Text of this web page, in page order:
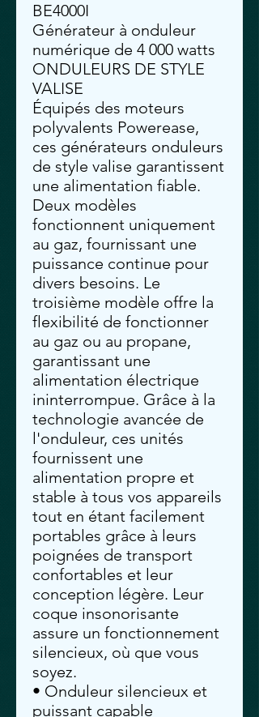
BE4000I
Générateur à onduleur
numérique de 4 000 watts
ONDULEURS DE STYLE
VALISE
Équipés des moteurs
polyvalents Powerease,
ces générateurs onduleurs
de style valise garantissent
une alimentation fiable.
Deux modèles
fonctionnent uniquement
au gaz, fournissant une
puissance continue pour
divers besoins. Le
troisième modèle offre la
flexibilité de fonctionner
au gaz ou au propane,
garantissant une
alimentation électrique
ininterrompue. Grâce à la
technologie avancée de
l'onduleur, ces unités
fournissent une
alimentation propre et
stable à tous vos appareils
tout en étant facilement
portables grâce à leurs
poignées de transport
confortables et leur
conception légère. Leur
coque insonorisante
assure un fonctionnement
silencieux, où que vous
soyez.
• Onduleur silencieux et
puissant capable